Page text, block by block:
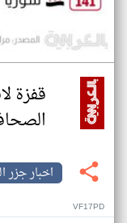
قفزة
اخبار جزر
VF17PD